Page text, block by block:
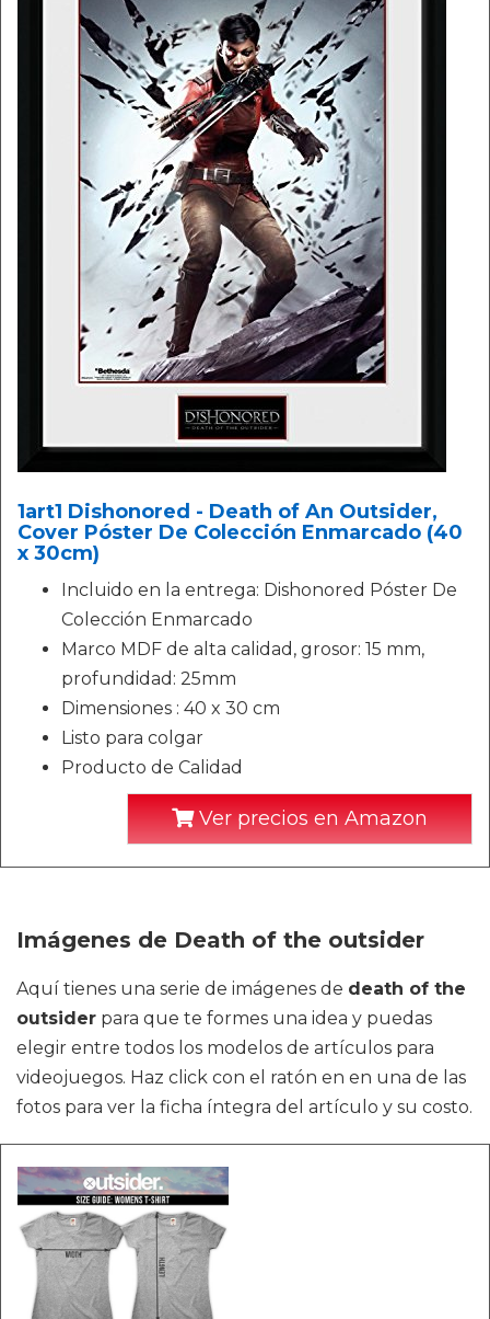
1art1 Dishonored - Death of An Outsider,
Cover Póster De Colección Enmarcado (40
x 30cm)
Incluido en la entrega: Dishonored Póster De
Colección Enmarcado
Marco MDF de alta calidad, grosor: 15 mm,
profundidad: 25mm
Dimensiones : 40 x 30 cm
Listo para colgar
Producto de Calidad
Ver precios en Amazon
Imágenes de Death of the outsider
Aquí tienes una serie de imágenes de death of the
outsider para que te formes una idea y puedas
elegir entre todos los modelos de artículos para
videojuegos. Haz click con el ratón en en una de las
fotos para ver la ficha íntegra del artículo y su costo.